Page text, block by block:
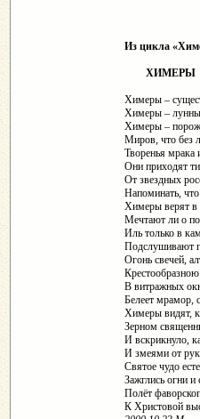
Из цикла
ХИМЕРЫ
Химеры –
Химеры –
Химеры –
Миров, что без
Творенья мрака
Они приходят
От звездных
Напоминать,
Химеры верят в
Мечтают ли о
Иль только в
Подслушивают
Огонь свечей,
В витражных
Белеет мрамор,
Химеры видят,
Зерном
И вскрикнуло,
И змеями от
Святое чудо
Зажглись огни и
Полёт
К Христовой